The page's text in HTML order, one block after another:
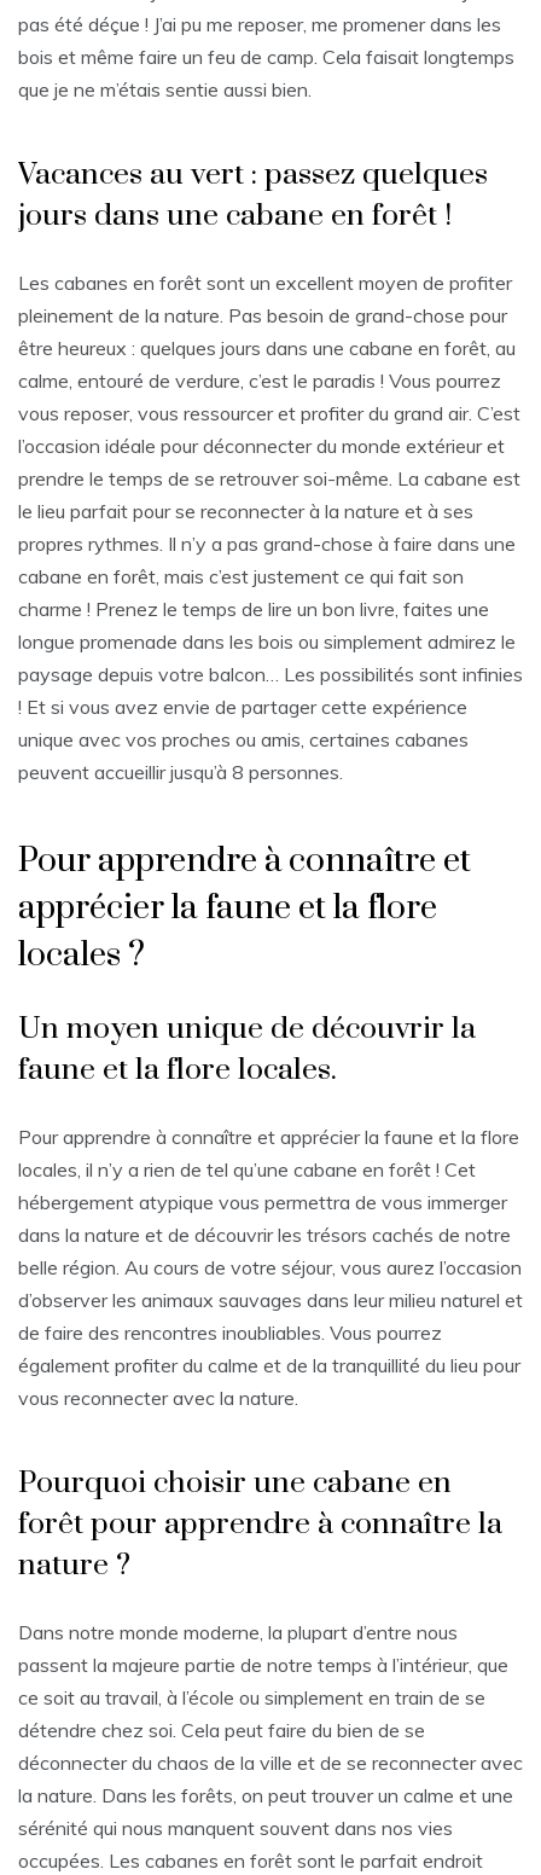
pas été déçue ! J’ai pu me reposer, me promener dans les
bois et même faire un feu de camp. Cela faisait longtemps
que je ne m’étais sentie aussi bien.
Vacances au vert : passez quelques
jours dans une cabane en forêt !
Les cabanes en forêt sont un excellent moyen de profiter
pleinement de la nature. Pas besoin de grand-chose pour
être heureux : quelques jours dans une cabane en forêt, au
calme, entouré de verdure, c’est le paradis ! Vous pourrez
vous reposer, vous ressourcer et profiter du grand air. C’est
l’occasion idéale pour déconnecter du monde extérieur et
prendre le temps de se retrouver soi-même. La cabane est
le lieu parfait pour se reconnecter à la nature et à ses
propres rythmes. Il n’y a pas grand-chose à faire dans une
cabane en forêt, mais c’est justement ce qui fait son
charme ! Prenez le temps de lire un bon livre, faites une
longue promenade dans les bois ou simplement admirez le
paysage depuis votre balcon… Les possibilités sont infinies
! Et si vous avez envie de partager cette expérience
unique avec vos proches ou amis, certaines cabanes
peuvent accueillir jusqu’à 8 personnes.
Pour apprendre à connaître et
apprécier la faune et la flore
locales ?
Un moyen unique de découvrir la
faune et la flore locales.
Pour apprendre à connaître et apprécier la faune et la flore
locales, il n’y a rien de tel qu’une cabane en forêt ! Cet
hébergement atypique vous permettra de vous immerger
dans la nature et de découvrir les trésors cachés de notre
belle région. Au cours de votre séjour, vous aurez l’occasion
d’observer les animaux sauvages dans leur milieu naturel et
de faire des rencontres inoubliables. Vous pourrez
également profiter du calme et de la tranquillité du lieu pour
vous reconnecter avec la nature.
Pourquoi choisir une cabane en
forêt pour apprendre à connaître la
nature ?
Dans notre monde moderne, la plupart d’entre nous
passent la majeure partie de notre temps à l’intérieur, que
ce soit au travail, à l’école ou simplement en train de se
détendre chez soi. Cela peut faire du bien de se
déconnecter du chaos de la ville et de se reconnecter avec
la nature. Dans les forêts, on peut trouver un calme et une
sérénité qui nous manquent souvent dans nos vies
occupées. Les cabanes en forêt sont le parfait endroit